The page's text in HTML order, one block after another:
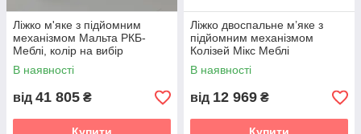
Ліжко м'яке з підйомним
механізмом Мальта РКБ-
Меблі, колір на вибір
В наявності
від 41 805 ₴
Ліжко двоспальне м’яке з
підйомним механізмом
Колізей Мікс Меблі
В наявності
від 12 969 ₴